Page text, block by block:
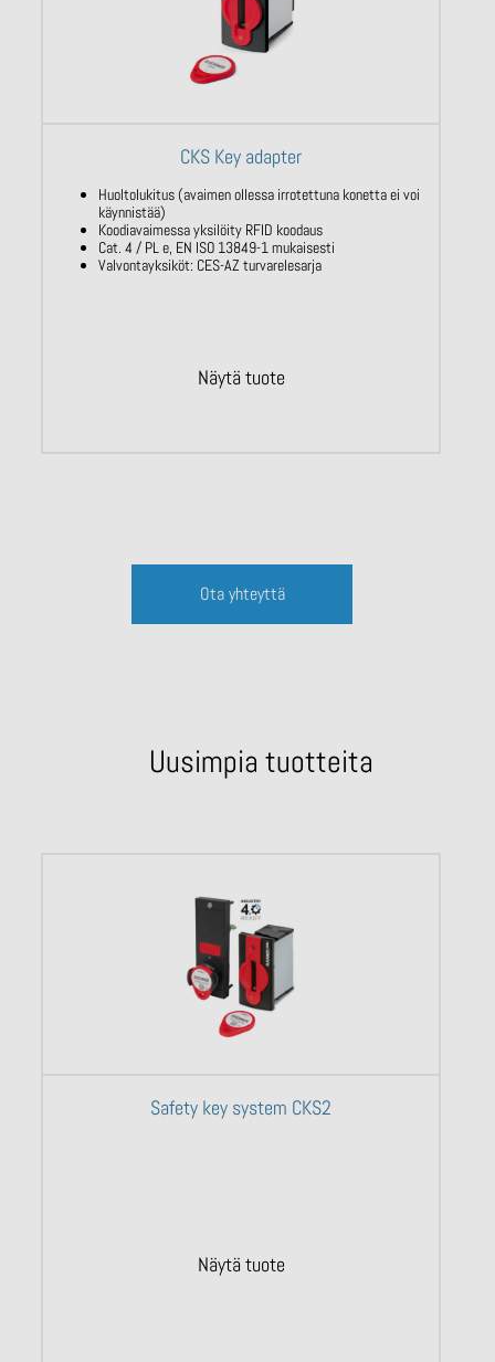
CKS Key adapter
Huoltolukitus (avaimen ollessa irrotettuna konetta ei voi
käynnistää)
Koodiavaimessa yksilöity RFID koodaus
Cat. 4 / PL e, EN ISO 13849-1 mukaisesti
Valvontayksiköt: CES-AZ turvarelesarja
Näytä tuote
Ota yhteyttä
Uusimpia tuotteita
Safety key system CKS2
Näytä tuote